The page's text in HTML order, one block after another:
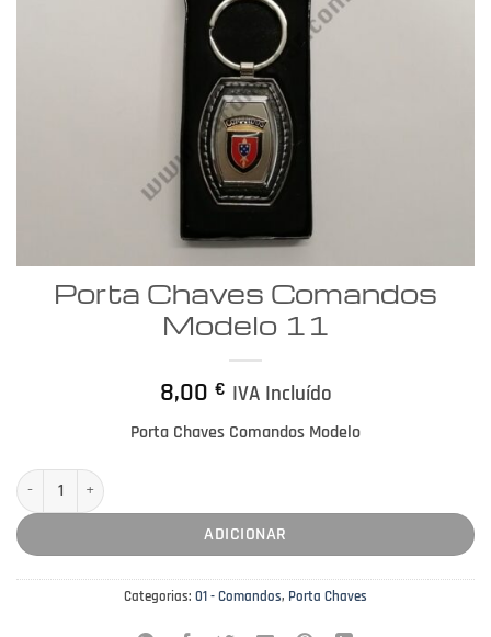
Porta Chaves Comandos
Modelo 11
8,00 € IVA Incluído
Porta Chaves Comandos Modelo
Quantidade de Porta Chaves Comandos Modelo 11
ADICIONAR
Categorias: 01 - Comandos, Porta Chaves